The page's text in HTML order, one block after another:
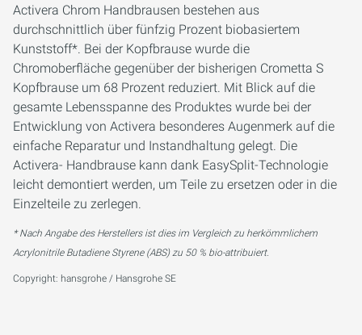
Activera Chrom Handbrausen bestehen aus
durchschnittlich über fünfzig Prozent biobasiertem
Kunststoff*. Bei der Kopfbrause wurde die
Chromoberfläche gegenüber der bisherigen Crometta S
Kopfbrause um 68 Prozent reduziert. Mit Blick auf die
gesamte Lebensspanne des Produktes wurde bei der
Entwicklung von Activera besonderes Augenmerk auf die
einfache Reparatur und Instandhaltung gelegt. Die
Activera- Handbrause kann dank EasySplit-Technologie
leicht demontiert werden, um Teile zu ersetzen oder in die
Einzelteile zu zerlegen.
* Nach Angabe des Herstellers ist dies im Vergleich zu herkömmlichem
Acrylonitrile Butadiene Styrene (ABS) zu 50 % bio-attribuiert.
Copyright: hansgrohe / Hansgrohe SE